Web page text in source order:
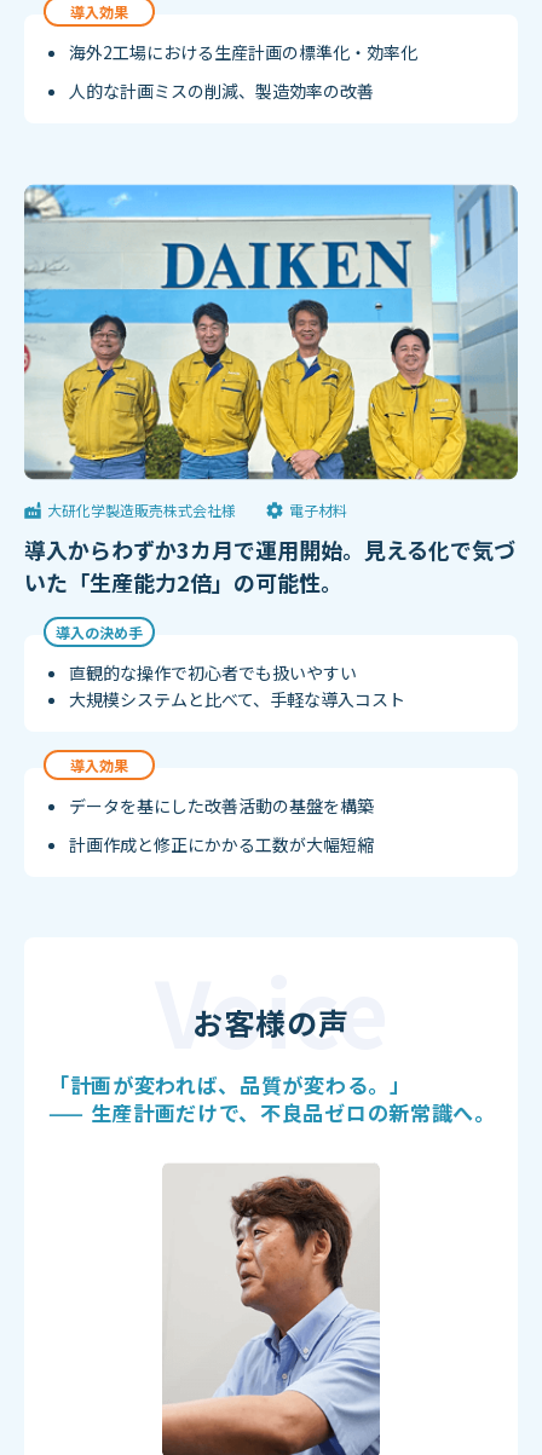
導入効果
海外2工場における生産計画の標準化・効率化
人的な計画ミスの削減、製造効率の改善
大研化学製造販売株式会社様 電子材料
導入からわずか3カ月で運用開始。見える化で気づ
いた「生産能力2倍」の可能性。
導入の決め手
直観的な操作で初心者でも扱いやすい
大規模システムと比べて、手軽な導入コスト
導入効果
データを基にした改善活動の基盤を構築
計画作成と修正にかかる工数が大幅短縮
お客様の声
「計画が変われば、品質が変わる。」
—— 生産計画だけで、不良品ゼロの新常識へ。